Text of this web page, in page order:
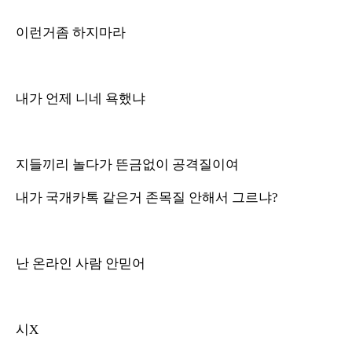
이런거좀 하지마라
내가 언제 니네 욕했냐
지들끼리 놀다가 뜬금없이 공격질이여
내가 국개카톡 같은거 존목질 안해서 그르냐?
난 온라인 사람 안믿어
시X